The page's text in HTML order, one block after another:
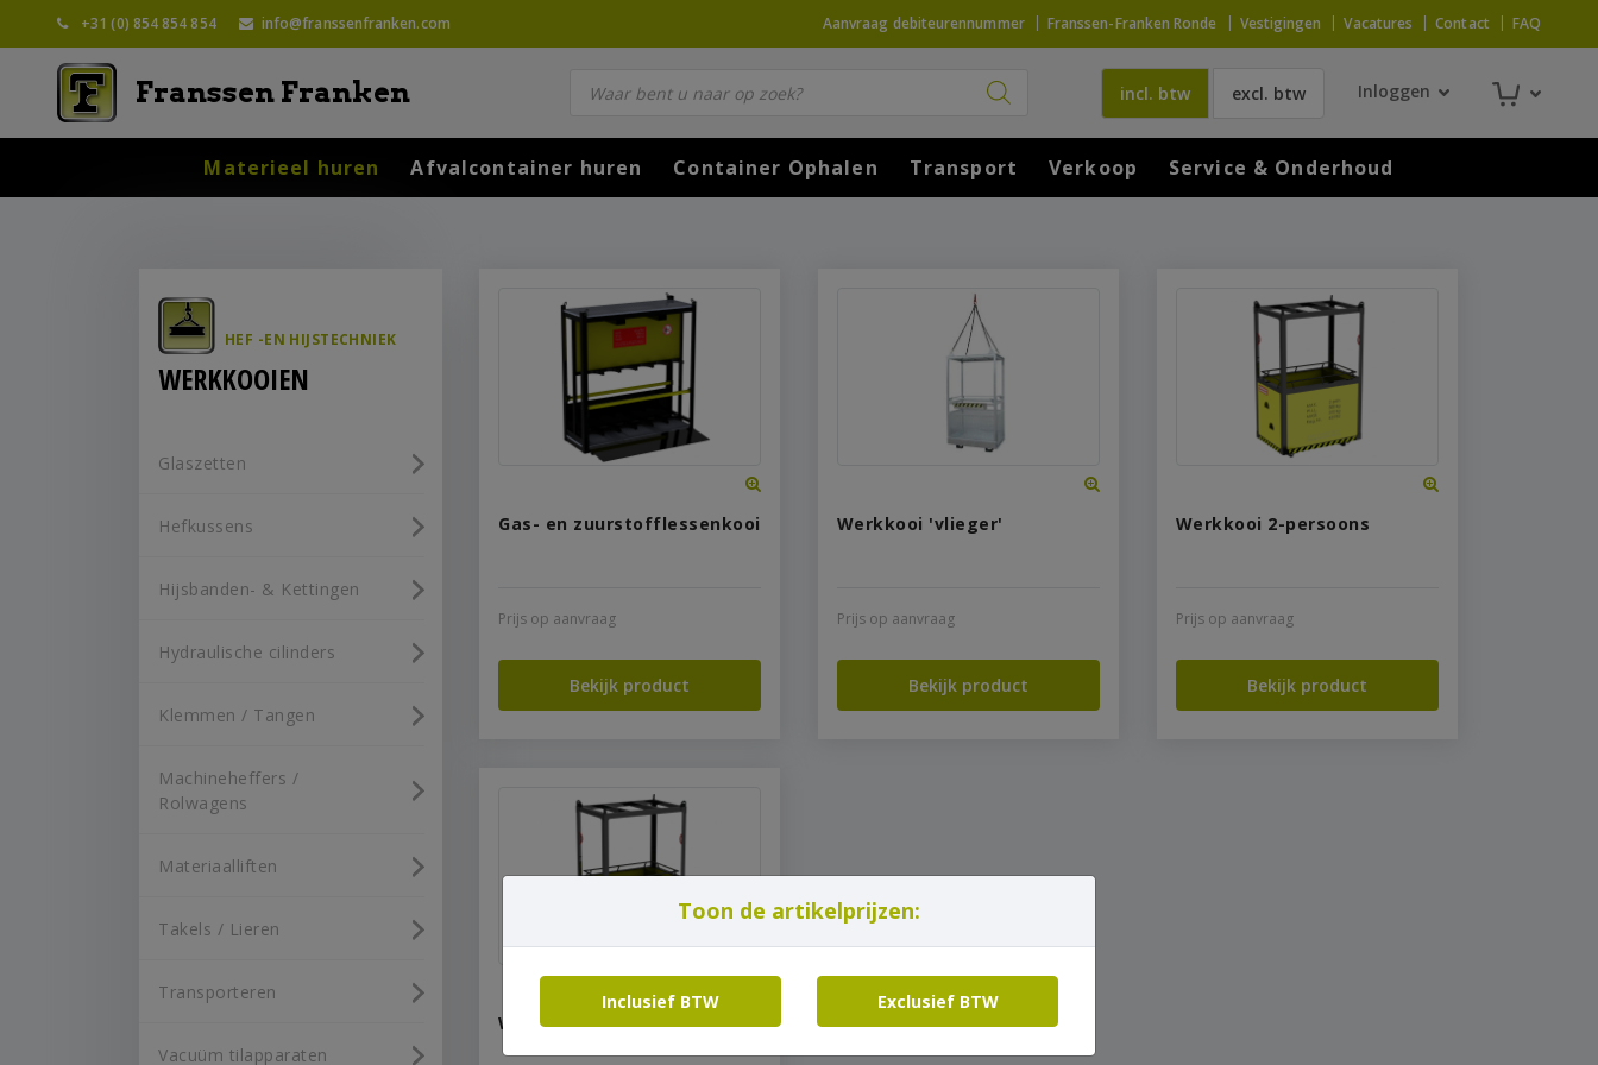
+31 (0) 854 854 854 info@franssenfranken.com Aanvraag debiteurennummer Franssen-Franken Ronde Vestigingen Vacatures Contact FAQ
Franssen Franken incl. btw excl. btw Inloggen
Materieel huren Afvalcontainer huren Container Ophalen Transport Verkoop Service & Onderhoud
HEF -EN HIJSTECHNIEK
WERKKOOIEN
Glaszetten
Hefkussens
Hijsbanden- & Kettingen
Hydraulische cilinders
Klemmen / Tangen
Machineheffers /
Rolwagens
Materiaalliften
Takels / Lieren
Transporteren
Vacuüm tilapparaten
Gas- en zuurstofflessenkooi
Prijs op aanvraag
Bekijk product
Werkkooi 'vlieger'
Prijs op aanvraag
Bekijk product
Werkkooi 2-persoons
Prijs op aanvraag
Bekijk product
Werkkooi 3-persoons
Toon de artikelprijzen:
Inclusief BTW Exclusief BTW